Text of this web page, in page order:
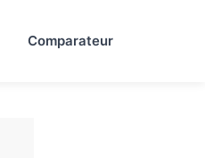
Comparateur